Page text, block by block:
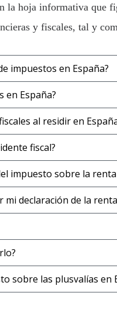
la hoja informativa que
y fiscales, tal y
impuestos en España?
en España?
al residir en
fiscal?
impuesto sobre la
declaración de la
sobre las plusvalías en